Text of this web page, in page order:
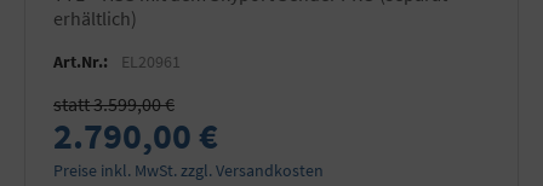
erhältlich)
Art.Nr.: EL20961
statt 3.599,00 €
2.790,00 €
Preise inkl. MwSt. zzgl. Versandkosten